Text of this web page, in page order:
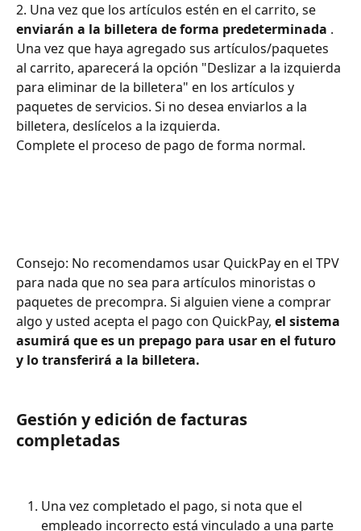
2. Una vez que los artículos estén en el carrito, se
enviarán a la billetera de forma predeterminada .
Una vez que haya agregado sus artículos/paquetes
al carrito, aparecerá la opción "Deslizar a la izquierda
para eliminar de la billetera" en los artículos y
paquetes de servicios. Si no desea enviarlos a la
billetera, deslícelos a la izquierda.
Complete el proceso de pago de forma normal.
Consejo: No recomendamos usar QuickPay en el TPV
para nada que no sea para artículos minoristas o
paquetes de precompra. Si alguien viene a comprar
algo y usted acepta el pago con QuickPay, el sistema
asumirá que es un prepago para usar en el futuro
y lo transferirá a la billetera.
Gestión y edición de facturas
completadas
Una vez completado el pago, si nota que el
empleado incorrecto está vinculado a una parte